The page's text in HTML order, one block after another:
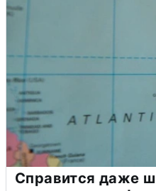
Справится даже